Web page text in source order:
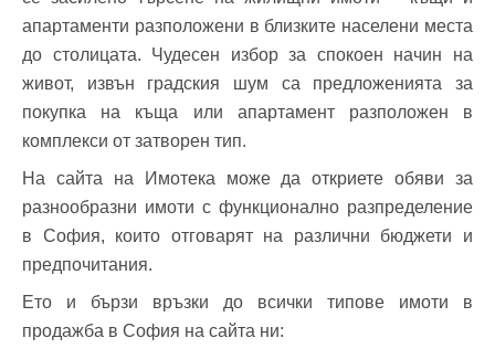
апартаменти разположени в близките населени места
до столицата. Чудесен избор за спокоен начин на
живот, извън градския шум са предложенията за
покупка на къща или апартамент разположен в
комплекси от затворен тип.
На сайта на Имотека може да откриете обяви за
разнообразни имоти с функционално разпределение
в София, които отговарят на различни бюджети и
предпочитания.
Ето и бързи връзки до всички типове имоти в
продажба в София на сайта ни: